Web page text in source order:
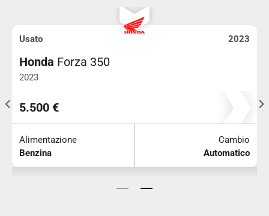
Usato 2023
Honda Forza 350
2023
5.500 €
Alimentazione
Benzina
Cambio
Automatico